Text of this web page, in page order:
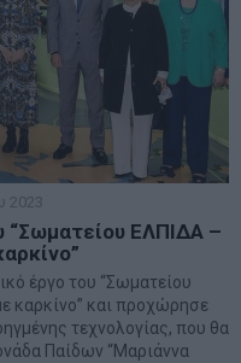
2023
“Σωματείου ΕΛΠΙΔΑ –
έργο του “Σωματείου
καρκίνο” και προχώρησε
τεχνολογίας, που θα
Παίδων “Μαριάννα